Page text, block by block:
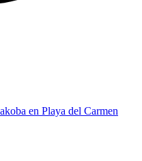
en Playa del Carmen